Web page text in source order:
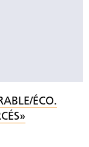
ÉCO.